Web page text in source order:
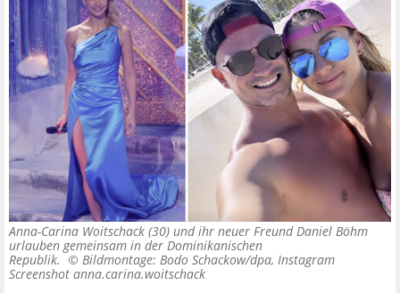
Anna-Carina Woitschack (30) und ihr neuer Freund Daniel Böhm
urlauben gemeinsam in der Dominikanischen
Republik. © Bildmontage: Bodo Schackow/dpa, Instagram
Screenshot anna.carina.woitschack